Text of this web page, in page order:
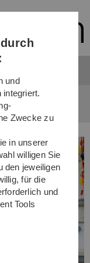
und
integriert.
Zwecke zu
in unserer
willigen Sie
den jeweiligen
für die
und
Tools